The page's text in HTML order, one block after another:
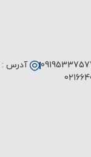
آدرس :